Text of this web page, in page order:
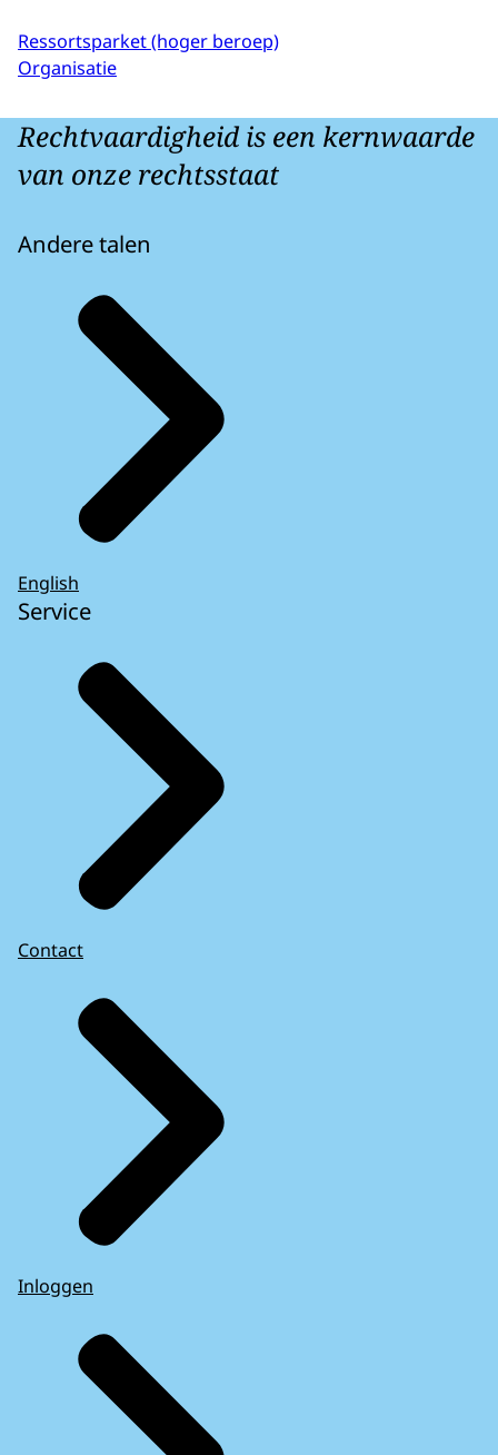
Ressortsparket (hoger beroep)
Organisatie
Rechtvaardigheid is een kernwaarde
van onze rechtsstaat
Andere talen
English
Service
Contact
Inloggen